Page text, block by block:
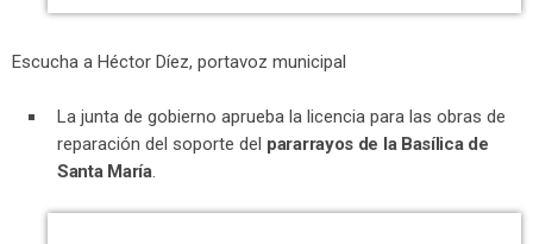
Escucha a Héctor Díez, portavoz municipal
La junta de gobierno aprueba la licencia para las obras de
reparación del soporte del pararrayos de la Basílica de
Santa María.